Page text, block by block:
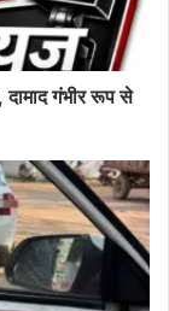
गंभीर रूप से